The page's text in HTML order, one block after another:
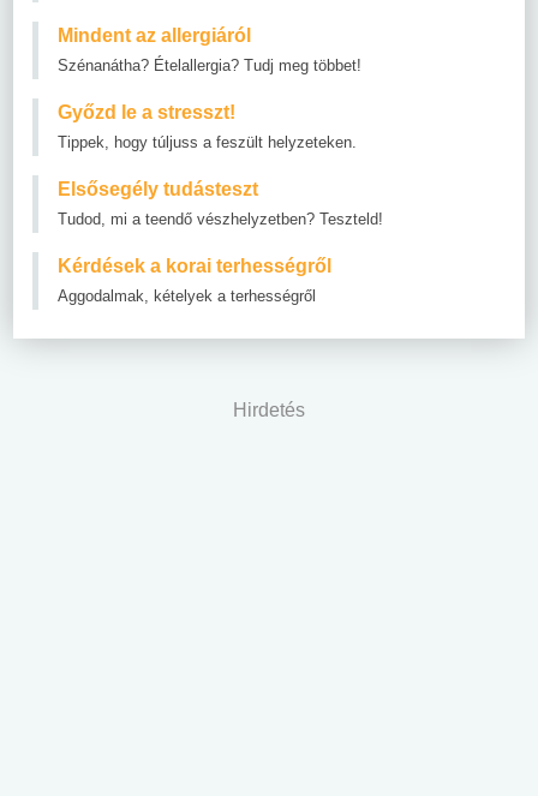
Mindent az allergiáról
Szénanátha? Ételallergia? Tudj meg többet!
Győzd le a stresszt!
Tippek, hogy túljuss a feszült helyzeteken.
Elsősegély tudásteszt
Tudod, mi a teendő vészhelyzetben? Teszteld!
Kérdések a korai terhességről
Aggodalmak, kételyek a terhességről
Hirdetés